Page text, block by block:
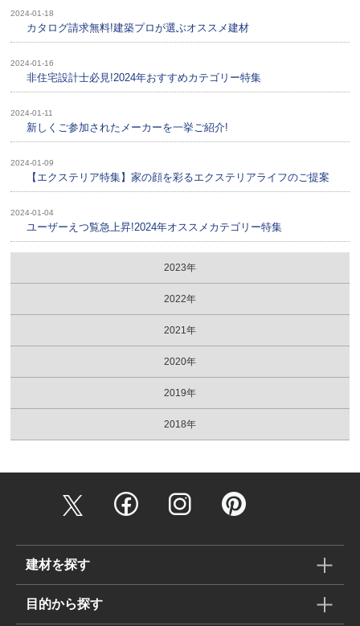
2024-01-18
カタログ請求無料!建築プロが選ぶオススメ建材
2024-01-16
非住宅設計士必見!2024年おすすめカテゴリー特集
2024-01-11
新しくご参加されたメーカーを一挙ご紹介!
2024-01-09
【エクステリア特集】家の顔を彩るエクステリアライフのご提案
2024-01-04
ユーザーえつ覧急上昇!2024年オススメカテゴリー特集
2023年
2022年
2021年
2020年
2019年
2018年
建材を探す
目的から探す